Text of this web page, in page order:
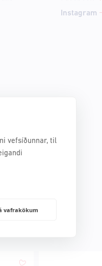
vefsíðunnar, til
vafrakökum
Instagram